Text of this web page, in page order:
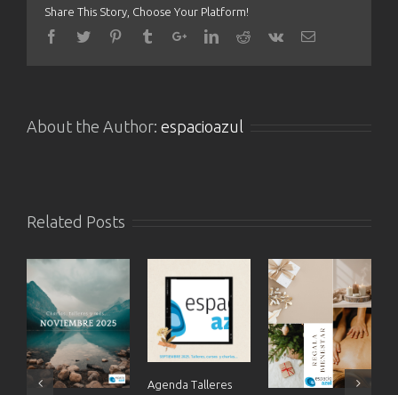
Share This Story, Choose Your Platform!
About the Author: espacioazul
Related Posts
Agenda Talleres